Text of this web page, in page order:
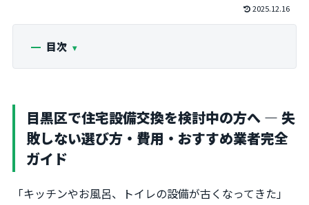
2025.12.16
目次
目黒区で住宅設備交換を検討中の方へ ― 失
敗しない選び方・費用・おすすめ業者完全
ガイド
「キッチンやお風呂、トイレの設備が古くなってきた」